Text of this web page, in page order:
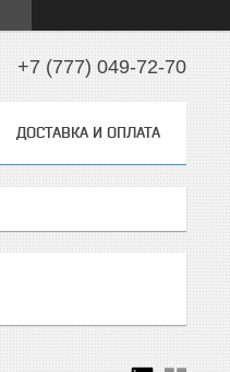
+7 (777) 049-72-70
ДОСТАВКА И ОПЛАТА